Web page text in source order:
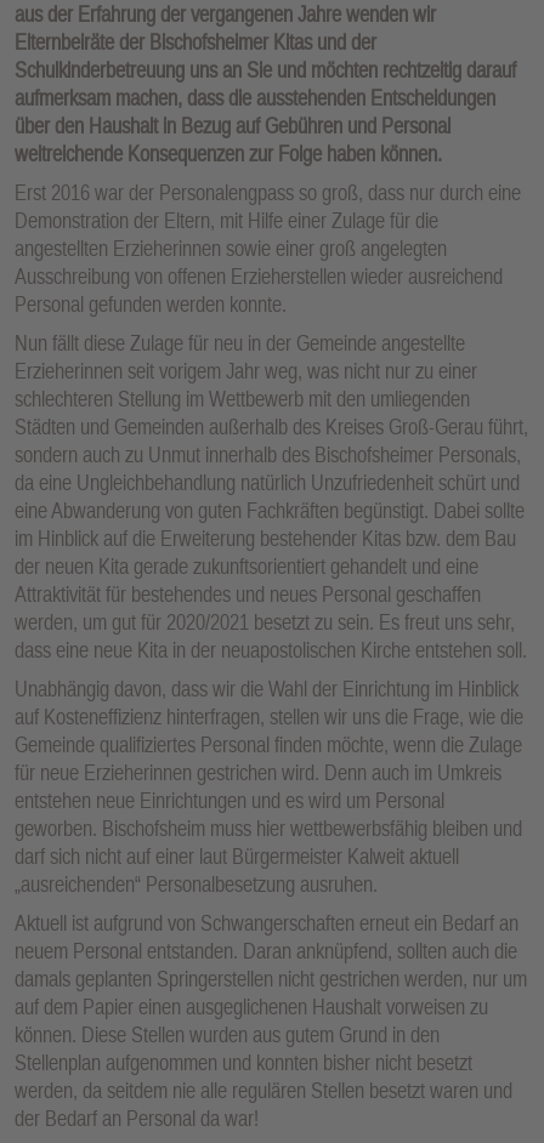
aus der Erfahrung der vergangenen Jahre wenden wir
Elternbeiräte der Bischofsheimer Kitas und der
Schulkinderbetreuung uns an Sie und möchten rechtzeitig darauf
aufmerksam machen, dass die ausstehenden Entscheidungen
über den Haushalt in Bezug auf Gebühren und Personal
weitreichende Konsequenzen zur Folge haben können.
Erst 2016 war der Personalengpass so groß, dass nur durch eine
Demonstration der Eltern, mit Hilfe einer Zulage für die
angestellten Erzieherinnen sowie einer groß angelegten
Ausschreibung von offenen Erzieherstellen wieder ausreichend
Personal gefunden werden konnte.
Nun fällt diese Zulage für neu in der Gemeinde angestellte
Erzieherinnen seit vorigem Jahr weg, was nicht nur zu einer
schlechteren Stellung im Wettbewerb mit den umliegenden
Städten und Gemeinden außerhalb des Kreises Groß-Gerau führt,
sondern auch zu Unmut innerhalb des Bischofsheimer Personals,
da eine Ungleichbehandlung natürlich Unzufriedenheit schürt und
eine Abwanderung von guten Fachkräften begünstigt. Dabei sollte
im Hinblick auf die Erweiterung bestehender Kitas bzw. dem Bau
der neuen Kita gerade zukunftsorientiert gehandelt und eine
Attraktivität für bestehendes und neues Personal geschaffen
werden, um gut für 2020/2021 besetzt zu sein. Es freut uns sehr,
dass eine neue Kita in der neuapostolischen Kirche entstehen soll.
Unabhängig davon, dass wir die Wahl der Einrichtung im Hinblick
auf Kosteneffizienz hinterfragen, stellen wir uns die Frage, wie die
Gemeinde qualifiziertes Personal finden möchte, wenn die Zulage
für neue Erzieherinnen gestrichen wird. Denn auch im Umkreis
entstehen neue Einrichtungen und es wird um Personal
geworben. Bischofsheim muss hier wettbewerbsfähig bleiben und
darf sich nicht auf einer laut Bürgermeister Kalweit aktuell
„ausreichenden“ Personalbesetzung ausruhen.
Aktuell ist aufgrund von Schwangerschaften erneut ein Bedarf an
neuem Personal entstanden. Daran anknüpfend, sollten auch die
damals geplanten Springerstellen nicht gestrichen werden, nur um
auf dem Papier einen ausgeglichenen Haushalt vorweisen zu
können. Diese Stellen wurden aus gutem Grund in den
Stellenplan aufgenommen und konnten bisher nicht besetzt
werden, da seitdem nie alle regulären Stellen besetzt waren und
der Bedarf an Personal da war!